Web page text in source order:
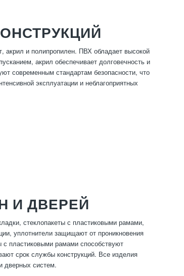
акрил и полипропилен. ПВХ обладает высокой
акрил обеспечивает долговечность и
современным стандартам безопасности, что
эксплуатации и неблагоприятных
И ДВЕРЕЙ
стеклопакеты с пластиковыми рамами,
уплотнители защищают от проникновения
с пластиковыми рамами способствуют
срок службы конструкций. Все изделия
дверных систем.